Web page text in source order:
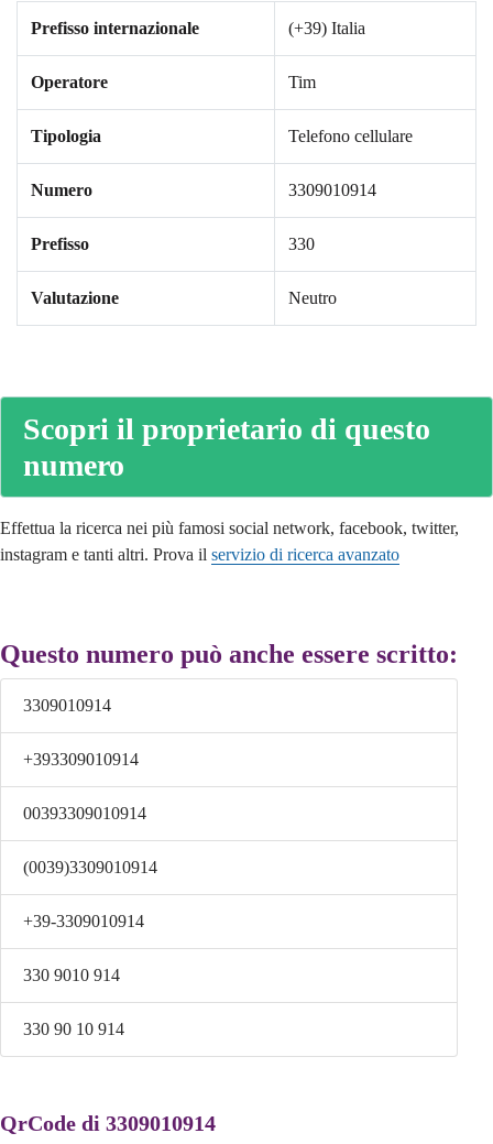
Prefisso internazionale (+39) Italia
Operatore Tim
Tipologia Telefono cellulare
Numero 3309010914
Prefisso 330
Valutazione Neutro
Scopri il proprietario di questo
numero
Effettua la ricerca nei più famosi social network, facebook, twitter,
instagram e tanti altri. Prova il servizio di ricerca avanzato
Questo numero può anche essere scritto:
3309010914
+393309010914
00393309010914
(0039)3309010914
+39-3309010914
330 9010 914
330 90 10 914
QrCode di 3309010914